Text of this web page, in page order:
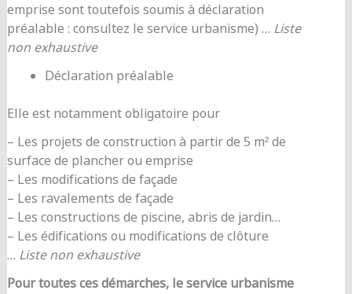
emprise sont toutefois soumis à déclaration
préalable : consultez le service urbanisme) … Liste
non exhaustive
Déclaration préalable
Elle est notamment obligatoire pour
– Les projets de construction à partir de 5 m² de
surface de plancher ou emprise
– Les modifications de façade
– Les ravalements de façade
– Les constructions de piscine, abris de jardin…
– Les édifications ou modifications de clôture
… Liste non exhaustive
Pour toutes ces démarches, le service urbanisme